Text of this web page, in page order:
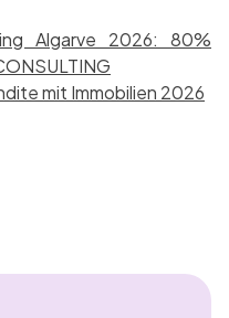
Algarve 2026: 80%
mit Immobilien 2026